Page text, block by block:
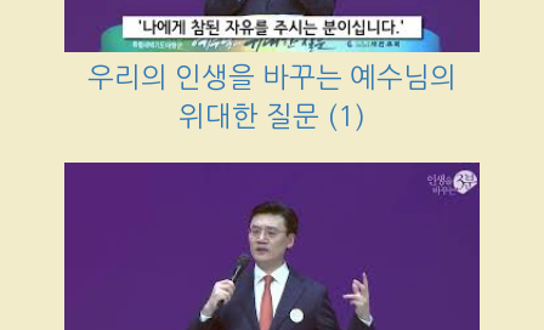
우리의 인생을 바꾸는 예수님의
위대한 질문 (1)